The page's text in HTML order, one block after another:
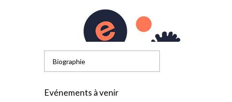
Biographie
Evénements à venir